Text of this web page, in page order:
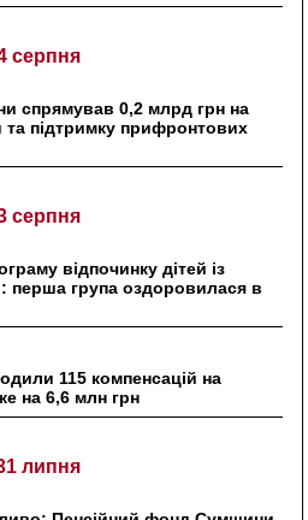
серпня
спрямував 0,2 млрд грн на
та підтримку прифронтових
серпня
відпочинку дітей із
група оздоровилася в
115 компенсацій на
на 6,6 млн грн
липня